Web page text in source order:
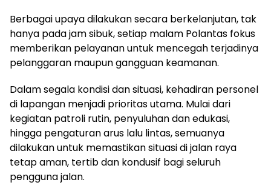
Berbagai upaya dilakukan secara berkelanjutan, tak
hanya pada jam sibuk, setiap malam Polantas fokus
memberikan pelayanan untuk mencegah terjadinya
pelanggaran maupun gangguan keamanan.
Dalam segala kondisi dan situasi, kehadiran personel
di lapangan menjadi prioritas utama. Mulai dari
kegiatan patroli rutin, penyuluhan dan edukasi,
hingga pengaturan arus lalu lintas, semuanya
dilakukan untuk memastikan situasi di jalan raya
tetap aman, tertib dan kondusif bagi seluruh
pengguna jalan.